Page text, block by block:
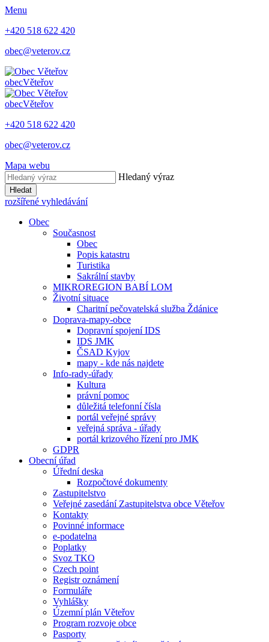
Menu
+420 518 622 420
obec@veterov.cz
obecVěteřov
obecVěteřov
+420 518 622 420
obec@veterov.cz
Mapa webu
Hledaný výraz
Hledat
rozšířené vyhledávání
Obec
Současnost
Obec
Popis katastru
Turistika
Sakrální stavby
MIKROREGION BABÍ LOM
Životní situace
Charitní pečovatelská služba Ždánice
Doprava-mapy-obce
Dopravní spojení IDS
IDS JMK
ČSAD Kyjov
mapy - kde nás najdete
Info-rady-úřady
Kultura
právní pomoc
důležitá telefonní čísla
portál veřejné správy
veřejná správa - úřady
portál krizového řízení pro JMK
GDPR
Obecní úřad
Úřední deska
Rozpočtové dokumenty
Zastupitelstvo
Veřejné zasedání Zastupitelstva obce Věteřov
Kontakty
Povinné informace
e-podatelna
Poplatky
Svoz TKO
Czech point
Registr oznámení
Formuláře
Vyhlášky
Územní plán Věteřov
Program rozvoje obce
Pasporty